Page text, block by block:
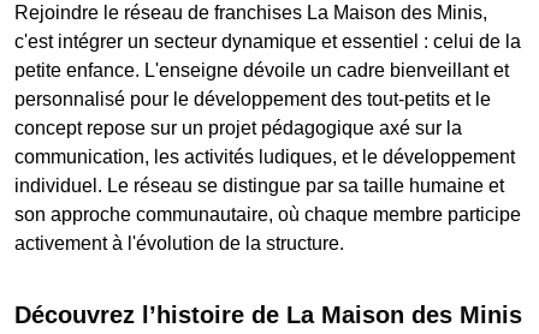
Rejoindre le réseau de franchises La Maison des Minis,
c'est intégrer un secteur dynamique et essentiel : celui de la
petite enfance. L'enseigne dévoile un cadre bienveillant et
personnalisé pour le développement des tout-petits et le
concept repose sur un projet pédagogique axé sur la
communication, les activités ludiques, et le développement
individuel. Le réseau se distingue par sa taille humaine et
son approche communautaire, où chaque membre participe
activement à l'évolution de la structure.
Découvrez l’histoire de La Maison des Minis